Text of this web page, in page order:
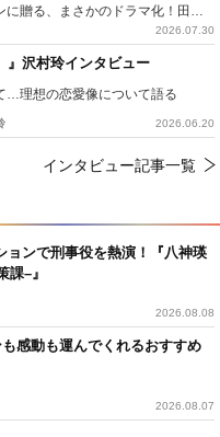
ョンで刑事役を熱演！『八神瑛
課–』
2026.08.08
感動も運んでくれるおすすめ
2026.08.07
『侍タイムスリッパー』ファンに贈る、まさかのドラマ化！田村ツトム×沙倉ゆうのが語る『心配無用ノ介』撮影秘話
2026.07.30
』沢村玲インタビュー
…理想の恋愛像について語る
2026.06.20
インタビュー記事一覧